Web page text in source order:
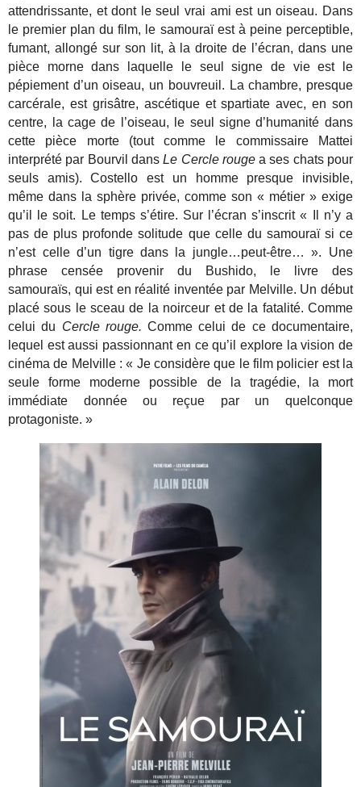
attendrissante, et dont le seul vrai ami est un oiseau. Dans
le premier plan du film, le samouraï est à peine perceptible,
fumant, allongé sur son lit, à la droite de l’écran, dans une
pièce morne dans laquelle le seul signe de vie est le
pépiement d’un oiseau, un bouvreuil. La chambre, presque
carcérale, est grisâtre, ascétique et spartiate avec, en son
centre, la cage de l’oiseau, le seul signe d’humanité dans
cette pièce morte (tout comme le commissaire Mattei
interprété par Bourvil dansLe Cercle rougea ses chats pour
seuls amis). Costello est un homme presque invisible,
même dans la sphère privée, comme son « métier » exige
qu’il le soit. Le temps s’étire. Sur l’écran s’inscrit « Il n’y a
pas de plus profonde solitude que celle du samouraï si ce
n’est celle d’un tigre dans la jungle…peut-être… ». Une
phrase censée provenir du Bushido, le livre des
samouraïs, qui est en réalité inventée par Melville. Un début
placé sous le sceau de la noirceur et de la fatalité. Comme
celui du Cercle rouge. Comme celui de ce documentaire,
lequel est aussi passionnant en ce qu’il explore la vision de
cinéma de Melville : « Je considère que le film policier est la
seule forme moderne possible de la tragédie, la mort
immédiate donnée ou reçue par un quelconque
protagoniste. »